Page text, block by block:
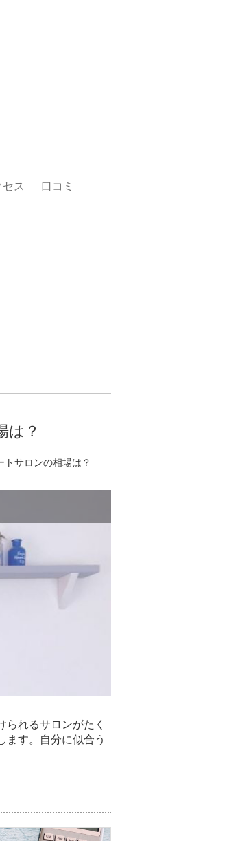
ス 口コミ
は？
サロンの相場は？
れるサロンがたく
ます。自分に似合う